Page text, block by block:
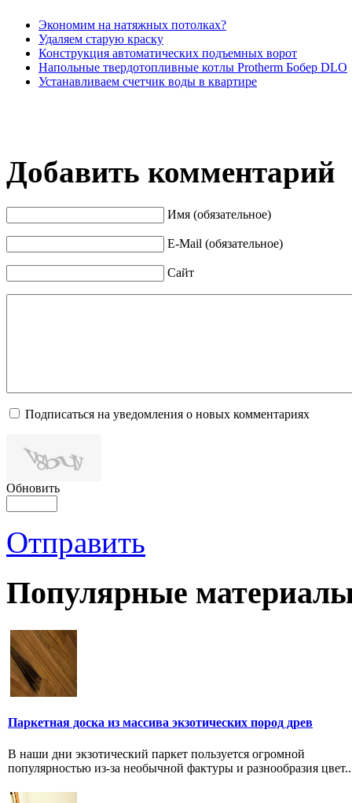
Экономим на натяжных потолках?
Удаляем старую краску
Конструкция автоматических подъемных ворот
Напольные твердотопливные котлы Protherm Бобер DLO
Устанавливаем счетчик воды в квартире
Добавить комментарий
Имя (обязательное)
E-Mail (обязательное)
Сайт
Подписаться на уведомления о новых комментариях
Обновить
Отправить
Популярные
Паркетная доска из массива экзотических пород древ
В наши дни экзотический паркет пользуется огромной
популярностью из-за необычной фактуры и разнообразия